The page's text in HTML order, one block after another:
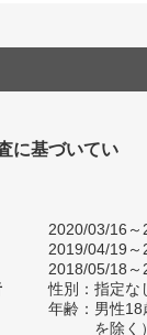
に基づいてい
2020/03/16
2019/04/19
2018/05/18～
性別：指定な
年齢：男性18
を除く）